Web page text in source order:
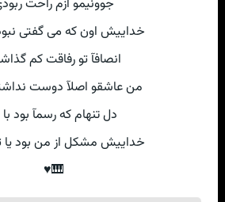
جوونیمو ازم راحت
خداییش اون که می گفتی
انصافآ تو رفاقت کم
من عاشقو اصلآ دوست
دل تنهام که رسمآ بود با
خداییش مشکل از من بود یا
🎹♥